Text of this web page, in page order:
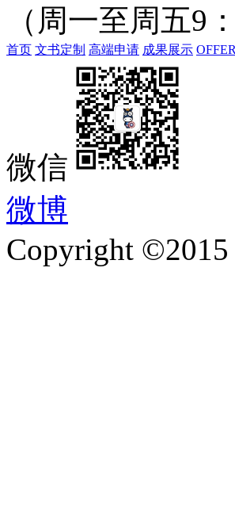
（周一至周五9
首页 文书定制 高端申请 成果展示 OFFER
微信
微博
Copyright ©2015